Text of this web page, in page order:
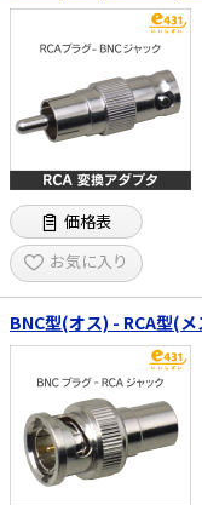
価格表
お気に入り
BNC型(オス) - RCA型(